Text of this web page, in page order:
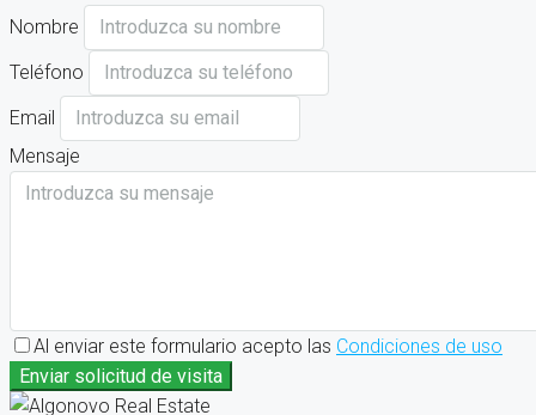
Nombre
Teléfono
Email
Mensaje
Al enviar este formulario acepto las Condiciones de uso
Enviar solicitud de visita